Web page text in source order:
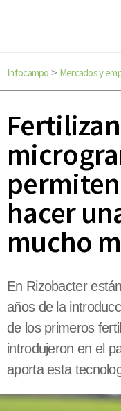
Infocampo > Mercados y
hacer
mucho
En Rizobacter
años de la
de los primeros
introdujeron en el
aporta esta